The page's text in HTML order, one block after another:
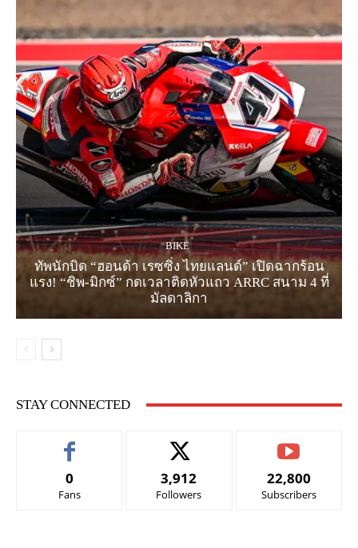
BIKE
ทัพนักบิด “ฮอนด้า เรซซิ่ง ไทยแลนด์” เปิดฉากร้อน
แรง! “ชิพ-มิกซ์” กดเวลาติดหัวแถว ARRC สนาม 4 ที่
มัลดาลิกา
STAY CONNECTED
0
Fans
3,912
Followers
22,800
Subscribers